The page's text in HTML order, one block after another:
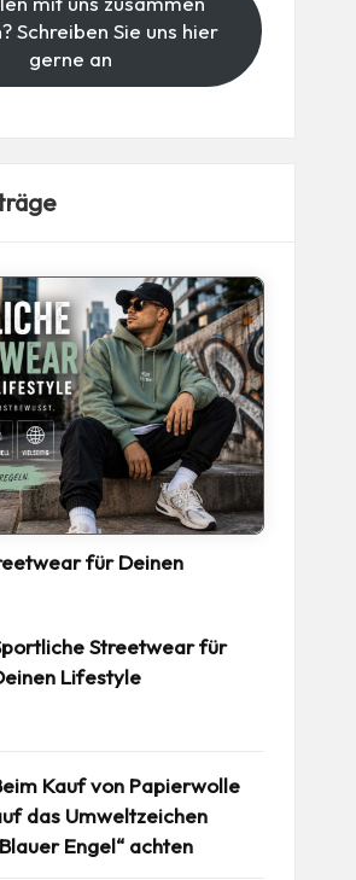
Schreiben Sie uns hier
gerne an
für Deinen
Streetwear für
Lifestyle
Kauf von Papierwolle
das Umweltzeichen
Engel“ achten